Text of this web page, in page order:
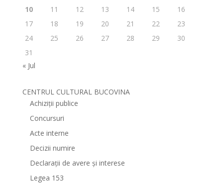
10
11 12 13 14 15
16
17
18 19 20 21 22
23
24
25 26 27 28 29
30
31
« Jul
CENTRUL CULTURAL BUCOVINA
Achiziții publice
Concursuri
Acte interne
Decizii numire
Declarații de avere și interese
Legea 153